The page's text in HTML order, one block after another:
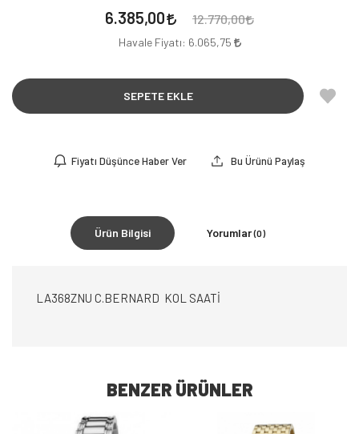
6.385,00 12.770,00
Havale Fiyatı: 6.065,75
SEPETE EKLE
Fiyatı Düşünce Haber Ver Bu Ürünü Paylaş
Ürün Bilgisi Yorumlar(0)
LA368ZNU C.BERNARD KOL SAATİ
BENZER ÜRÜNLER